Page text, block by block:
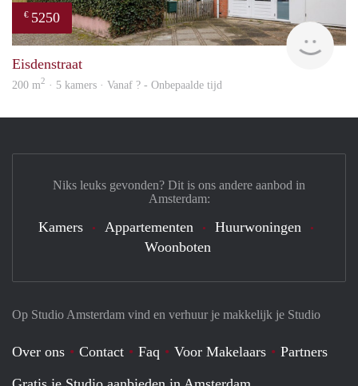
€ 5250
Eisdenstraat
200 m2 · 5 kamers · Vanaf ? - Onbepaalde tijd
Op Studio Amsterdam vind en verhuur je makkelijk je Studio
Over ons Contact Faq Voor Makelaars
Partners
Niks leuks gevonden? Dit is ons andere aanbod in
Amsterdam:
Kamers Appartementen
Huurwoningen
Woonboten